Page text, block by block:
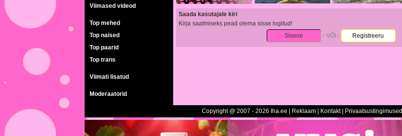
Viimased videod
Top mehed
Top naised
Top paarid
Top trans
Viimati lisatud
Moderaatorid
Saada kasutajale kiri
Kirja saatmiseks pead olema sisse logitud!
Sisene
- VÕI - Registreeru
Copyright @ 2007 - 2026 Iha.ee | Reklaam| Kontakt| Privaatsustingimused